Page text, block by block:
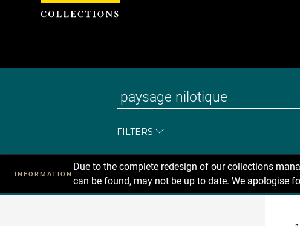
FILTERS
INFORMATION
Due to the complete redesign of our collections
can be found, may not be up to date. We apologise
Recherche
Cookies management panel